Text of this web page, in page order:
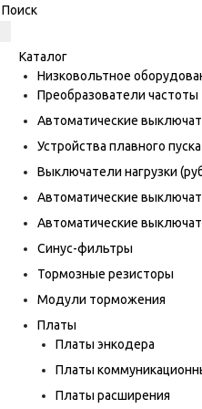
Каталог
Низковольтное
Преобразователи частоты
Автоматические
Устройства плавного пуска
Выключатели нагрузки
Автоматические
Автоматические
Синус-фильтры
Тормозные резисторы
Модули торможения
Платы
Платы энкодера
Платы
Платы расширения